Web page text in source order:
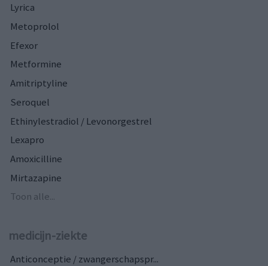
Lyrica
Metoprolol
Efexor
Metformine
Amitriptyline
Seroquel
Ethinylestradiol / Levonorgestrel
Lexapro
Amoxicilline
Mirtazapine
Toon alle...
medicijn-ziekte
Anticonceptie / zwangerschapspr...